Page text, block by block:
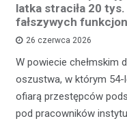
latka straciła 20 tys.
fałszywych
26 czerwca 2026
W powiecie chełmskim
oszustwa, w którym 54-
ofiarą przestępców
pod pracowników